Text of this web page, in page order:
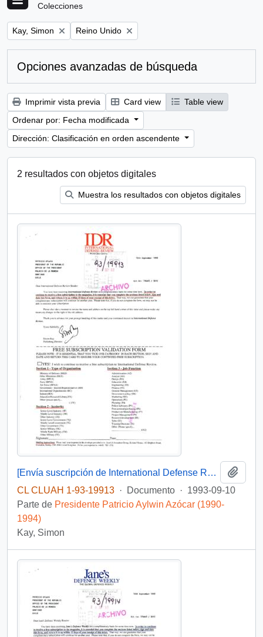
Colecciones
Remove filter:
Kay, Simon Remove filter:
Reino Unido
Opciones avanzadas de búsqueda
Imprimir vista previa Card view
Table view
Ordenar por: Fecha modificada
Dirección: Clasificación en orden ascendente
2 resultados con objetos digitales
Muestra los resultados con objetos digitales
[Envía suscripción de International Defense Review]
CL CLUAH 1-93-19913 · Documento · 1993-09-10
Parte de Presidente Patricio Aylwin Azócar (1990-
1994)
Kay, Simon